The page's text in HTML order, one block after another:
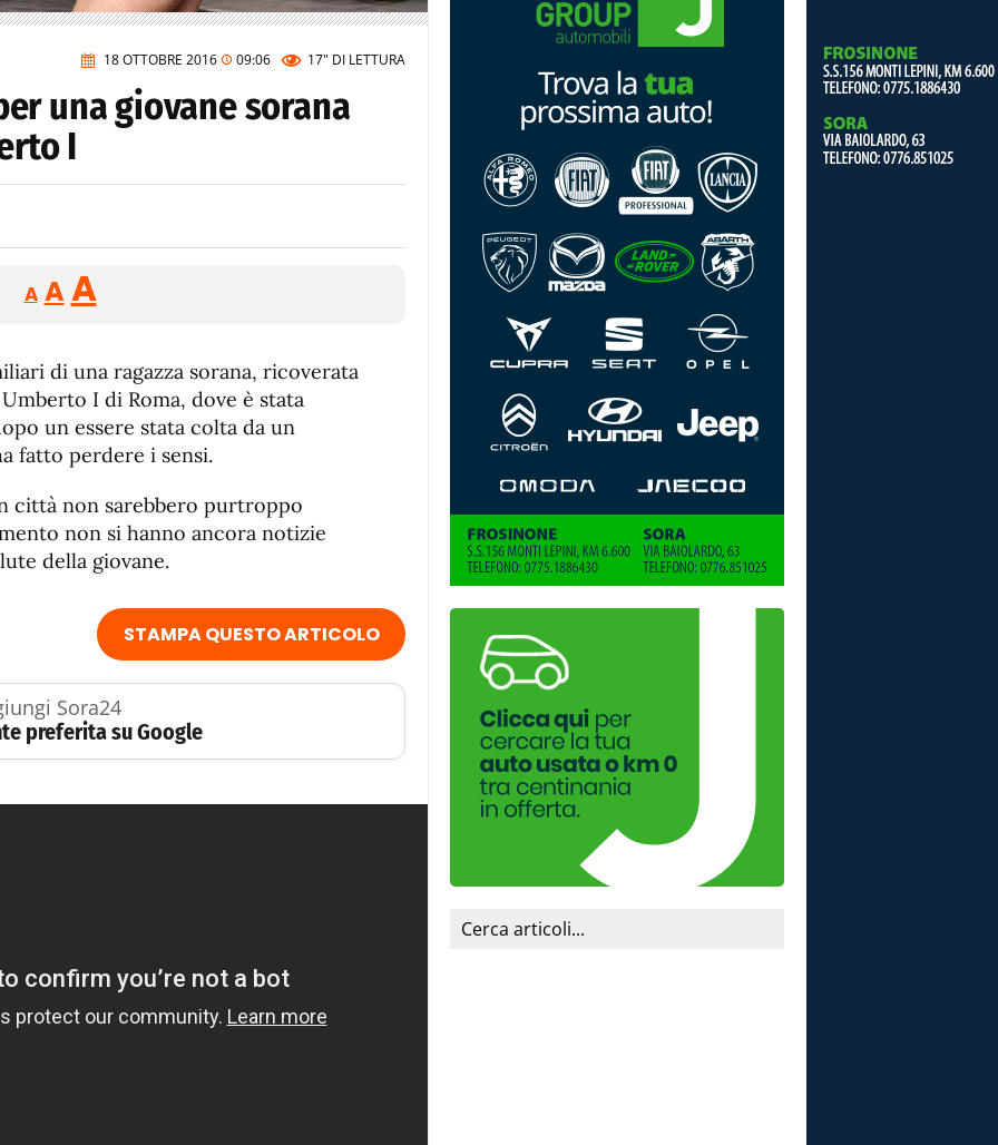
18 OTTOBRE 2016 09:06 17" DI LETTURA
una giovane sorana
I
A
Reducir
tamaño
A Restablecer
tamaño
de
fuente
AAumentar
de
fuente.
di una ragazza sorana, ricoverata
I di Roma, dove è stata
un essere stata colta da un
fatto perdere i sensi.
città non sarebbero purtroppo
non si hanno ancora notizie
della giovane.
STAMPA QUESTO ARTICOLO
Sora24
preferita su Google